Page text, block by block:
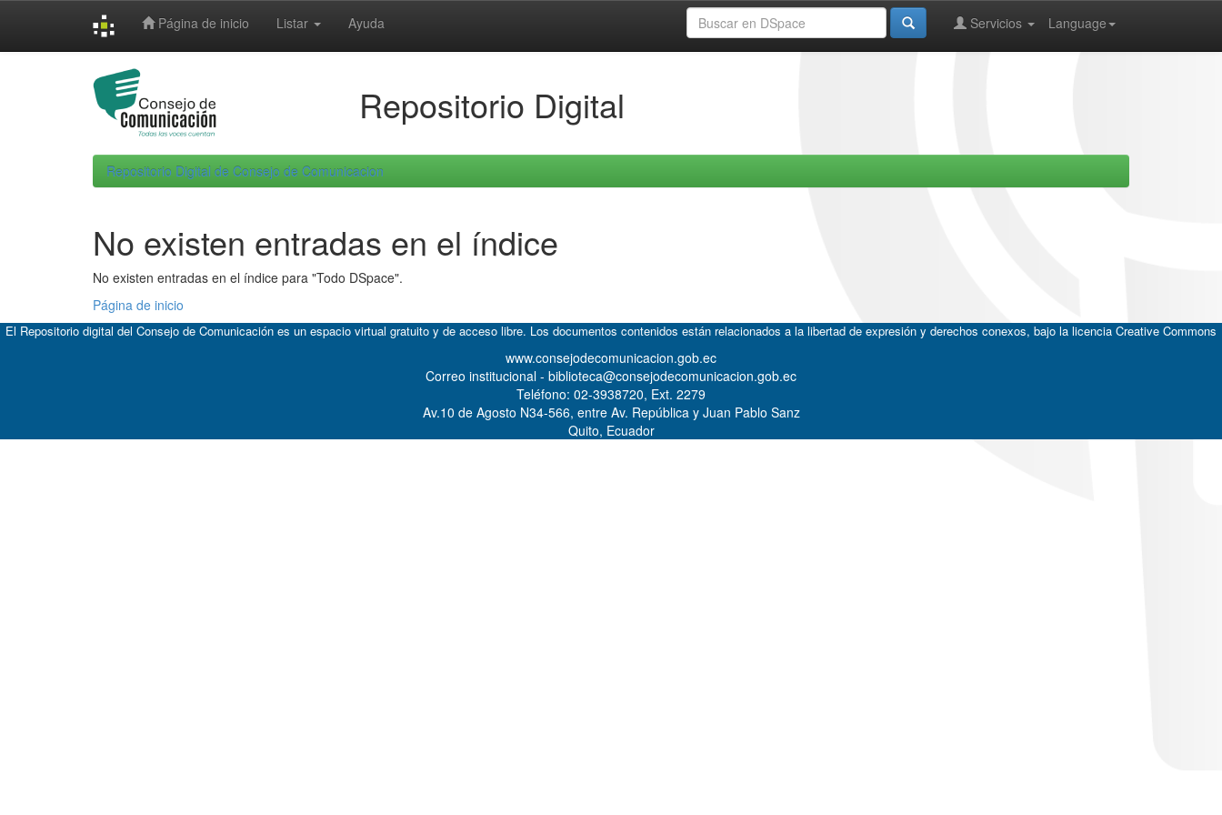
Página de inicio Listar Ayuda Language
Servicios
Repositorio Digital
Repositorio Digital de Consejo de Comunicacion
No existen entradas en el índice
No existen entradas en el índice para "Todo DSpace".
Página de inicio
El Repositorio digital del Consejo de Comunicación es un espacio virtual gratuito y de acceso libre. Los documentos contenidos están relacionados a la libertad de expresión y derechos conexos, bajo la licencia Creative Commons
www.consejodecomunicacion.gob.ec
Correo institucional - biblioteca@consejodecomunicacion.gob.ec
Teléfono: 02-3938720, Ext. 2279
Av.10 de Agosto N34-566, entre Av. República y Juan Pablo Sanz
Quito, Ecuador